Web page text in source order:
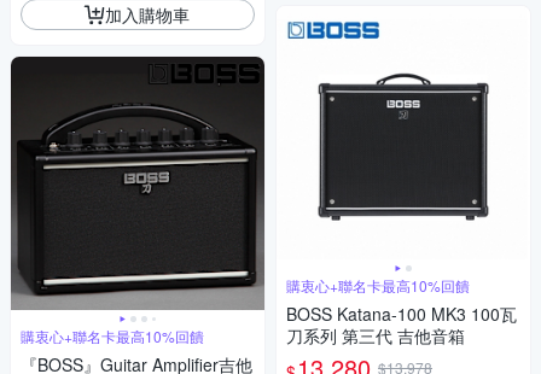
加入購物車
購衷心+聯名卡最高10%回饋
『BOSS』Guitar Amplifier吉他
購衷心+聯名卡最高10%回饋
BOSS Katana-100 MK3 100瓦
刀系列 第三代 吉他音箱
$13,978